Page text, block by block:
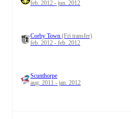
feb. 2012 - jun. 2012
Corby Town (Fri transfer)
feb. 2012 - feb. 2012
Scunthorpe
aug. 2011 - jan. 2012